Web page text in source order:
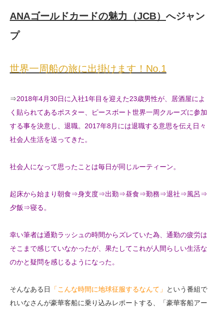
ANAゴールドカードの魅力（JCB） へジャン
プ
世界一周船の旅に出掛けます！No.1
⇒2018年4月30日に入社1年目を迎えた23歳男性が、居酒屋によ
く貼られてあるポスター、ピースボート世界一周クルーズに参加
する事を決意し、退職。2017年8月には退職する意思を伝え日々
社会人生活を送ってきた。
社会人になって思ったことは毎日が同じルーティーン。
起床から始まり朝食⇒身支度⇒出勤⇒昼食⇒勤務⇒退社⇒風呂⇒
夕飯⇒寝る。
幸い筆者は通勤ラッシュの時間からズレていた為、通勤の疲労は
そこまで感じていなかったが、果たしてこれが人間らしい生活な
のかと疑問を感じるようになった。
そんなある日 「こんな時間に地球征服するなんて」
という番組で
れいなさんが豪華客船に乗り込みレポートする、「豪華客船アー